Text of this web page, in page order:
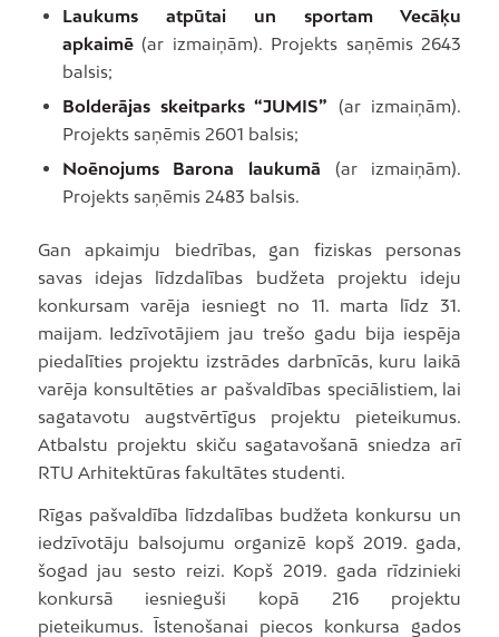
Laukums atpūtai un sportam Vecāķu
apkaimē(ar izmaiņām). Projekts saņēmis 2643
balsis;
Bolderājas skeitparks “JUMIS” (ar izmaiņām).
Projekts saņēmis 2601 balsis;
Noēnojums Barona laukumā (ar izmaiņām).
Projekts saņēmis 2483 balsis.
Gan apkaimju biedrības, gan fiziskas personas
savas idejas līdzdalības budžeta projektu ideju
konkursam varēja iesniegt no 11. marta līdz 31.
maijam. Iedzīvotājiem jau trešo gadu bija iespēja
piedalīties projektu izstrādes darbnīcās, kuru laikā
varēja konsultēties ar pašvaldības speciālistiem, lai
sagatavotu augstvērtīgus projektu pieteikumus.
Atbalstu projektu skiču sagatavošanā sniedza arī
RTU Arhitektūras fakultātes studenti.
Rīgas pašvaldība līdzdalības budžeta konkursu un
iedzīvotāju balsojumu organizē kopš 2019. gada,
šogad jau sesto reizi. Kopš 2019. gada rīdzinieki
konkursā iesnieguši kopā 216 projektu
pieteikumus. Īstenošanai piecos konkursa gados